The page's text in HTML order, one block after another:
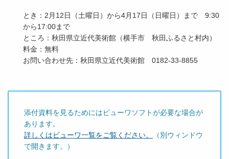
とき：2月12日（土曜日）から4月17日（日曜日）まで 9:30
から17:00まで
ところ：秋田県立近代美術館（横手市 秋田ふるさと村内）
料金：無料
お問い合わせ先：秋田県立近代美術館 0182-33-8855
添付資料を見るためにはビューワソフトが必要な場合が
あります。
詳しくはビューワ一覧をご覧ください。
（別ウィンドウ
で開きます。）